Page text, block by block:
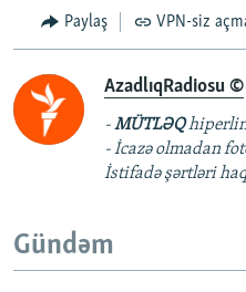
Paylaş VPN-siz
AzadlıqRadiosu ©
-MÜTLƏQ
- İcazə olmadan
İstifadə şərtləri
Gündəm